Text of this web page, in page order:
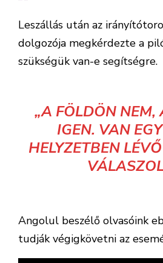
Leszállás után az
dolgozója megkérdezte a
szükségük van-e segítségre.
„A FÖLDÖN NEM,
IGEN. VAN
HELYZETBEN
Angolul beszélő olvasóink
tudják végigkövetni az